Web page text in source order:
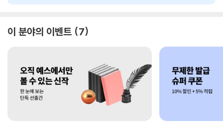
이 분야의 이벤트 7